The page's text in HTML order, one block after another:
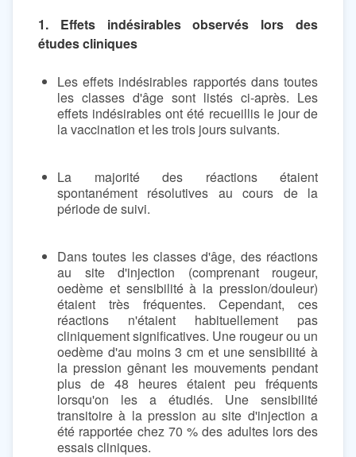
1. Effets indésirables observés lors des
études cliniques
Les effets indésirables rapportés dans toutes
les classes d'âge sont listés ci-après. Les
effets indésirables ont été recueillis le jour de
la vaccination et les trois jours suivants.
La majorité des réactions étaient
spontanément résolutives au cours de la
période de suivi.
Dans toutes les classes d'âge, des réactions
au site d'injection (comprenant rougeur,
oedème et sensibilité à la pression/douleur)
étaient très fréquentes. Cependant, ces
réactions n'étaient habituellement pas
cliniquement significatives. Une rougeur ou un
oedème d'au moins 3 cm et une sensibilité à
la pression gênant les mouvements pendant
plus de 48 heures étaient peu fréquents
lorsqu'on les a étudiés. Une sensibilité
transitoire à la pression au site d'injection a
été rapportée chez 70 % des adultes lors des
essais cliniques.